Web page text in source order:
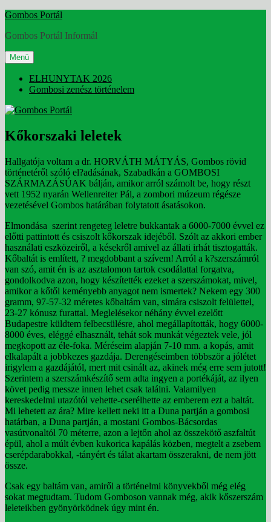
Tartalomhoz
Gombos Portál
Gombos Portál Informál
Menü
ELHUNYTAK 2026
Gombosi zenész történelem
Kőkorszaki leletek
Hallgatója voltam a dr. HORVÁTH MÁTYÁS, Gombos rövid
történetéről szóló el?adásának, Szabadkán a GOMBOSI
SZÁRMAZÁSÚAK bálján, amikor arról számolt be, hogy részt
vett 1952 nyarán Wellenreiter Pál, a zombori múzeum régésze
vezetésével Gombos határában folytatott ásatásokon.
Elmondása szerint rengeteg leletre bukkantak a 6000-7000 évvel ez
előtti pattintott és csiszolt kőkorszak idejéből. Szólt az akkori ember
használati eszközeiről, a késekről amivel az állati irhát tisztogatták.
Kőbaltát is említett, ? megdobbant a szívem! Arról a k?szerszámról
van szó, amit én is az asztalomon tartok csodálattal forgatva,
gondolkodva azon, hogy készítették ezeket a szerszámokat, mivel,
amikor a kőtől keményebb anyagot nem ismertek? Nekem egy 300
gramm, 97-57-32 méretes kőbaltám van, simára csiszolt felülettel,
23-27 kónusz furattal. Meglelésekor néhány évvel ezelőtt
Budapestre küldtem felbecsülésre, ahol megállapították, hogy 6000-
8000 éves, eléggé elhasznált, tehát sok munkát végeztek vele, jól
megkopott az éle-foka. Méréseim alapján 7-10 mm. a kopás, amit
elkalapált a jobbkezes gazdája. Derengéseimben többször a jólétet
irigylem a gazdájától, mert mit csinált az, akinek még erre sem jutott!
Szerintem a szerszámkészítő sem adta ingyen a portékáját, az ilyen
követ pedig messze innen lehet csak találni. Valamilyen
kereskedelmi utazótól vehette-cserélhette az emberem ezt a baltát.
Mi lehetett az ára? Mire kellett neki itt a Duna partján a gombosi
határban, a Duna partján, a mostani Gombos-Bácsordas
vasútvonaltól 70 méterre, azon a lejtőn ahol az összekötő aszfaltút
épül, ahol a múlt évben kukorica kapálás közben, megtelt a zsebem
cserépdarabokkal, -tányért és tálat akartam összerakni, de nem jött
össze.
Csak egy baltám van, amiről a történelmi könyvekből még elég
sokat megtudtam. Tudom Gomboson vannak még, akik kőszerszám
leleteikben gyönyörködnek úgy mint én.